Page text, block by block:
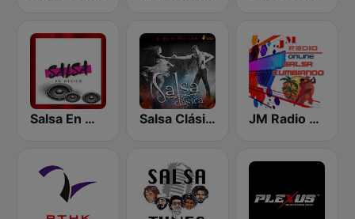
Salsa En Mexico Salsa Clásica JM Radio Salsa Cumbiando